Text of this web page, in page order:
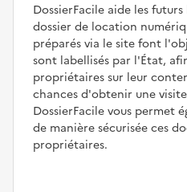
DossierFacile aide les
dossier de location
préparés via le site font
sont labellisés par l'État,
propriétaires sur leur
chances d'obtenir une
DossierFacile vous permet
de manière sécurisée ces
propriétaires.